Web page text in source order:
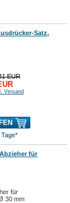
Satz,
EUR
Versand
für
für
30 mm